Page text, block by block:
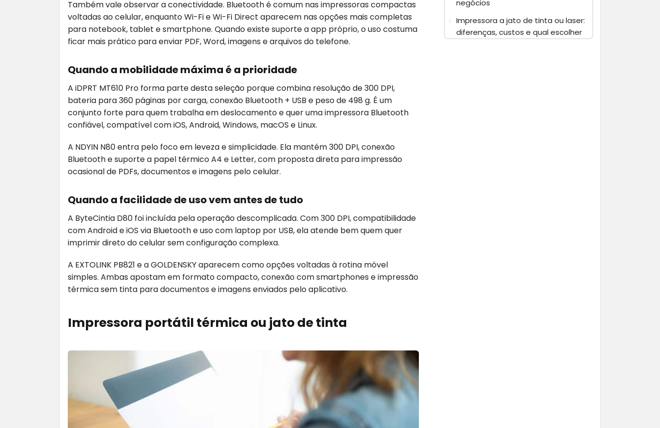
Também vale observar a conectividade. Bluetooth é comum nas impressoras compactas
voltadas ao celular, enquanto Wi-Fi e Wi-Fi Direct aparecem nas opções mais completas
para notebook, tablet e smartphone. Quando existe suporte a app próprio, o uso costuma
ficar mais prático para enviar PDF, Word, imagens e arquivos do telefone.
Quando a mobilidade máxima é a prioridade
A iDPRT MT610 Pro forma parte desta seleção porque combina resolução de 300 DPI,
bateria para 360 páginas por carga, conexão Bluetooth + USB e peso de 498 g. É um
conjunto forte para quem trabalha em deslocamento e quer uma impressora Bluetooth
confiável, compatível com iOS, Android, Windows, macOS e Linux.
A NDYIN N80 entra pelo foco em leveza e simplicidade. Ela mantém 300 DPI, conexão
Bluetooth e suporte a papel térmico A4 e Letter, com proposta direta para impressão
ocasional de PDFs, documentos e imagens pelo celular.
Quando a facilidade de uso vem antes de tudo
A ByteCintia D80 foi incluída pela operação descomplicada. Com 300 DPI, compatibilidade
com Android e iOS via Bluetooth e uso com laptop por USB, ela atende bem quem quer
imprimir direto do celular sem configuração complexa.
A EXTOLINK PB821 e a GOLDENSKY aparecem como opções voltadas à rotina móvel
simples. Ambas apostam em formato compacto, conexão com smartphones e impressão
térmica sem tinta para documentos e imagens enviados pelo aplicativo.
Impressora portátil térmica ou jato de tinta
negócios
Impressora a jato de tinta ou laser:
diferenças, custos e qual escolher